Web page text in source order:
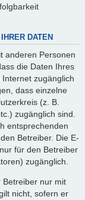
DATEN
anderen Personen
die Daten Ihres
zugänglich
dass einzelne
(z. B.
zugänglich sind.
entsprechenden
Betreiber. Die E-
für den Betreiber
zugänglich.
Betreiber nur mit
nicht, sofern er